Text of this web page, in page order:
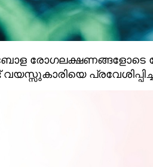
രോഗലക്ഷണങ്ങളോടെ